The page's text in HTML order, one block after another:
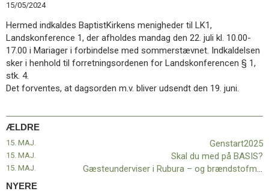
3.0:
Kalender
4.0:
Inspiration
5.0:
Værktøjskassen
6.0:
Mission
7.0:
Om
BaptistKirken
8.0:
Kontakt
10.0:
Nyheder
11.0:
Kalender
12.0:
Inspiration
13.0:
Værktøjskassen
14.0:
Mission
15.0:
Om
15/05/2024
Hermed indkaldes BaptistKirkens menigheder til LK1,
Landskonference 1, der afholdes mandag den 22. juli kl. 10.00-
17.00 i Mariager i forbindelse med sommerstævnet. Indkaldelsen
sker i henhold til forretningsordenen for Landskonferencen § 1,
stk. 4.
Det forventes, at dagsorden m.v. bliver udsendt den 19. juni.
ÆLDRE
15. MAJ. Genstart2025
15. MAJ. Skal du med på BASIS?
15. MAJ. Gæsteunderviser i Rubura – og brændstofmangel
NYERE